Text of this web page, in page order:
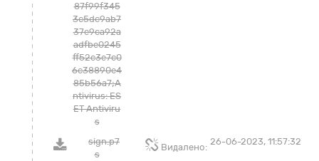
87f99f345
3c5dc9ab7
37e9ca92a
adfbe0245
ff52c3e7c0
6c38890e4
85b56a7;A
ntivirus: ES
ET Antiviru
s
sign.p7
s
Видалено:
26-06-2023, 11:57:32